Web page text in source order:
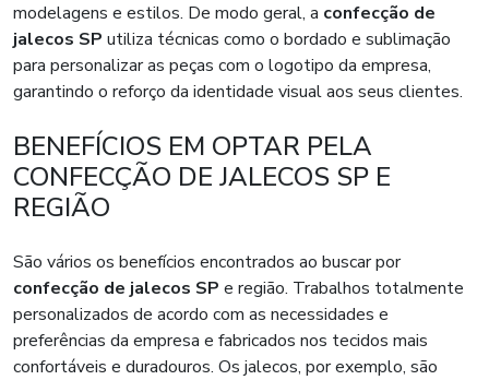
modelagens e estilos. De modo geral, a confecção de
jalecos SP utiliza técnicas como o bordado e sublimação
para personalizar as peças com o logotipo da empresa,
garantindo o reforço da identidade visual aos seus clientes.
BENEFÍCIOS EM OPTAR PELA
CONFECÇÃO DE JALECOS SP E
REGIÃO
São vários os benefícios encontrados ao buscar por
confecção de jalecos SP e região. Trabalhos totalmente
personalizados de acordo com as necessidades e
preferências da empresa e fabricados nos tecidos mais
confortáveis e duradouros. Os jalecos, por exemplo, são